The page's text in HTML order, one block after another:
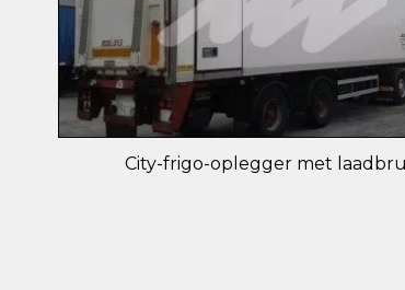
City-frigo-oplegger met